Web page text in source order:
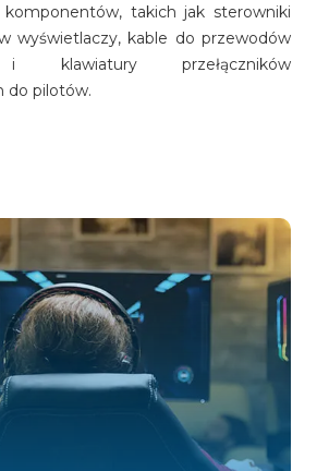
takich jak sterowniki
wyświetlaczy, kable do przewodów
i klawiatury przełączników
do pilotów.